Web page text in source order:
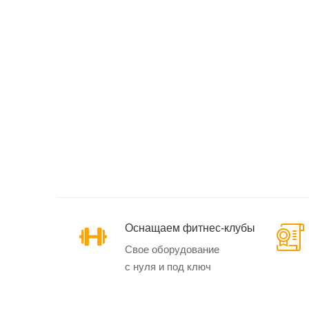
Оснащаем фитнес-клубы
Свое оборудование
с нуля и под ключ